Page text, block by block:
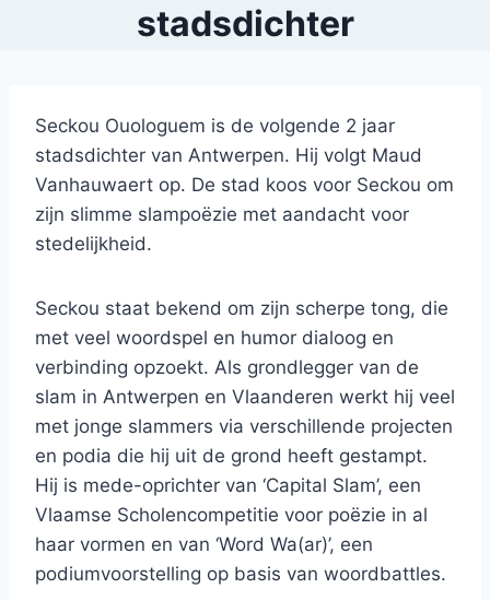
stadsdichter
Seckou ​Ouologuem is de volgende 2 jaar
stadsdichter van Antwerpen. Hij volgt Maud
Vanhauwaert op. De stad koos voor Seckou om
zijn slimme slampoëzie met aandacht voor
stedelijkheid.
Seckou staat bekend om zijn scherpe tong, die
met veel woordspel en humor dialoog en
verbinding opzoekt. Als grondlegger van de
slam in Antwerpen en Vlaanderen werkt hij veel
met jonge slammers via verschillende projecten
en podia die hij uit de grond heeft gestampt.
Hij is mede-oprichter van ‘Capital Slam’, een
Vlaamse Scholencompetitie voor poëzie in al
haar vormen en van ‘Word Wa(ar)’, een
podiumvoorstelling op basis van woordbattles.